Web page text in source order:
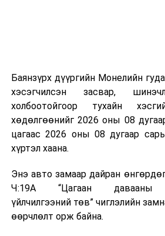
болон дулааны эрчим хүч
болдог. Зарим технологийн
үлдэх үнснээс фосфор зэрэг
авах боломжтой аж.
байна. Тухайлбал, Германд лаг
гарсан үнснээс фосфор
ашигладаг бол
боловсруулах үйлдвэрүүдээр
Баянзүрх дүүргийн Монелийн
хэсэгчилсэн засвар,
холбоотойгоор тухайн
хөдөлгөөнийг 2026 оны 08
цагаас 2026 оны 08 дугаар
хүртэл хаана.
Энэ авто замаар дайран
Ч:19А “Цагаан давааны
үйлчилгээний төв” чиглэлийн
өөрчлөлт орж байна.